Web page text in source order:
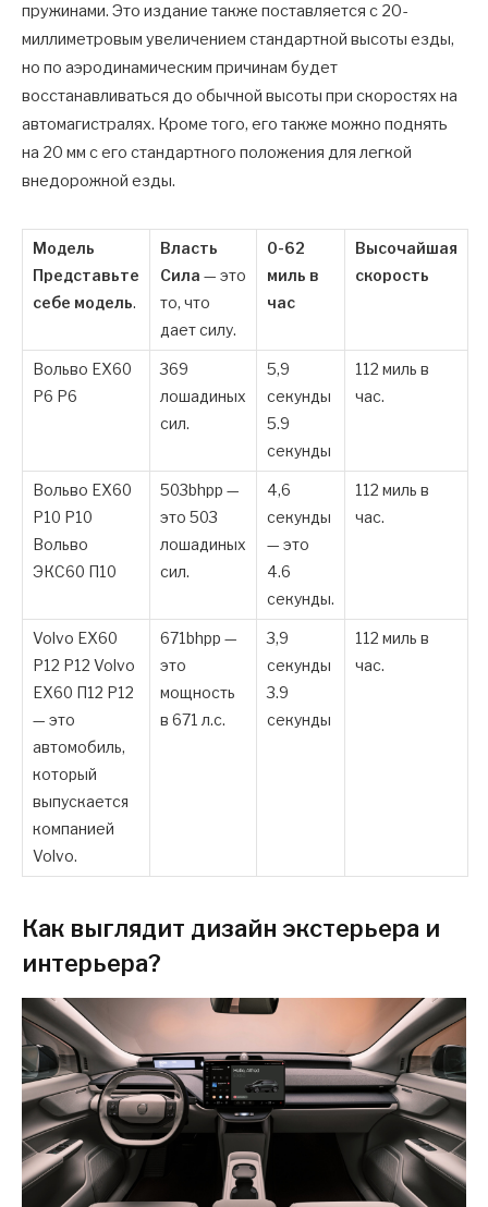
пружинами. Это издание также поставляется с 20-
миллиметровым увеличением стандартной высоты езды,
но по аэродинамическим причинам будет
восстанавливаться до обычной высоты при скоростях на
автомагистралях. Кроме того, его также можно поднять
на 20 мм с его стандартного положения для легкой
внедорожной езды.
Модель
Представьте
себе модель.
Власть
Сила — это
то, что
дает силу.
0-62
миль в
час
Высочайшая
скорость
Вольво EX60
P6 P6
369
лошадиных
сил.
5,9
секунды
5.9
секунды
112 миль в
час.
Вольво EX60
P10 P10
Вольво
ЭКС60 П10
503bhpp —
это 503
лошадиных
сил.
4,6
секунды
— это
4.6
секунды.
112 миль в
час.
Volvo EX60
P12 P12 Volvo
EX60 П12 P12
— это
автомобиль,
который
выпускается
компанией
Volvo.
671bhpp —
это
мощность
в 671 л.с.
3,9
секунды
3.9
секунды
112 миль в
час.
Как выглядит дизайн экстерьера и
интерьера?